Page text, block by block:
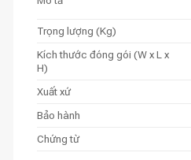
Trọng lượng (Kg)
Kích thước đóng gói (W x L x
H)
Xuất xứ
Bảo hành
Chứng từ